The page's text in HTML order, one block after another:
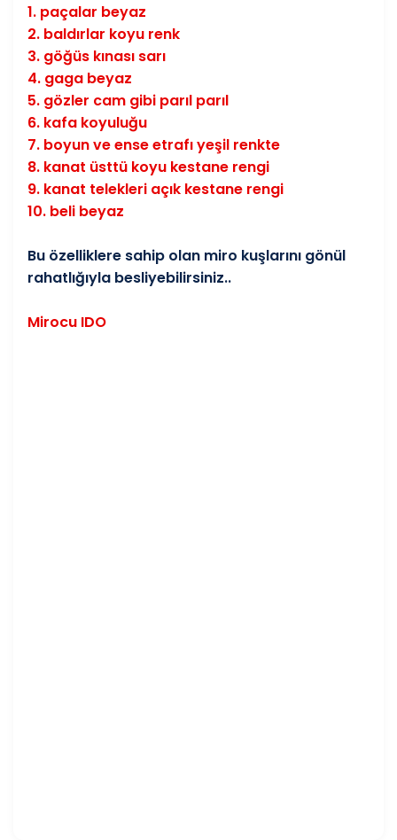
1. paçalar beyaz
2. baldırlar koyu renk
3. göğüs kınası sarı
4. gaga beyaz
5. gözler cam gibi parıl parıl
6. kafa koyuluğu
7. boyun ve ense etrafı yeşil renkte
8. kanat üsttü koyu kestane rengi
9. kanat telekleri açık kestane rengi
10. beli beyaz
Bu özelliklere sahip olan miro kuşlarını gönül
rahatlığıyla besliyebilirsiniz..
Mirocu IDO